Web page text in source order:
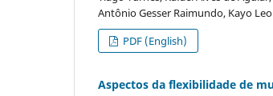
Antônio Gesser Raimundo, Kayo
PDF (English)
Aspectos da flexibilidade de